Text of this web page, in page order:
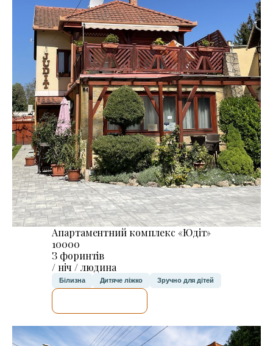
Апартаментний комплекс «Юдіт»
10000
З форинтів
/ ніч / людина
Білизна Дитяче ліжко Зручно для дітей